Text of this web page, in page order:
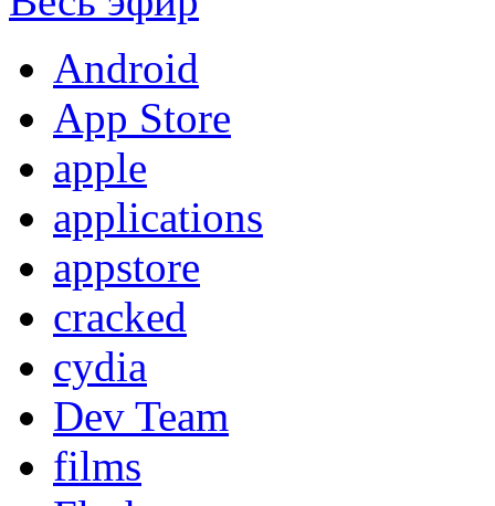
Android
App Store
apple
applications
appstore
cracked
cydia
Dev Team
films